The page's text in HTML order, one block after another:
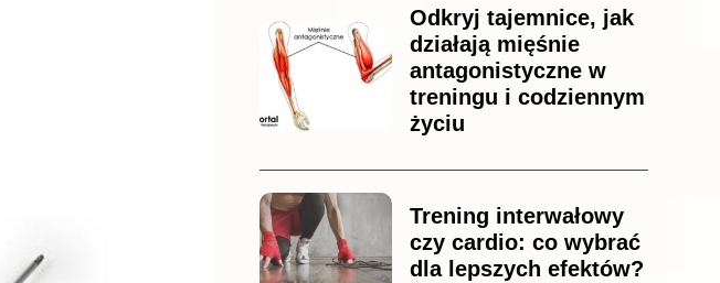
Odkryj tajemnice, jak
działają mięśnie
antagonistyczne w
treningu i codziennym
życiu
Trening interwałowy
czy cardio: co wybrać
dla lepszych efektów?